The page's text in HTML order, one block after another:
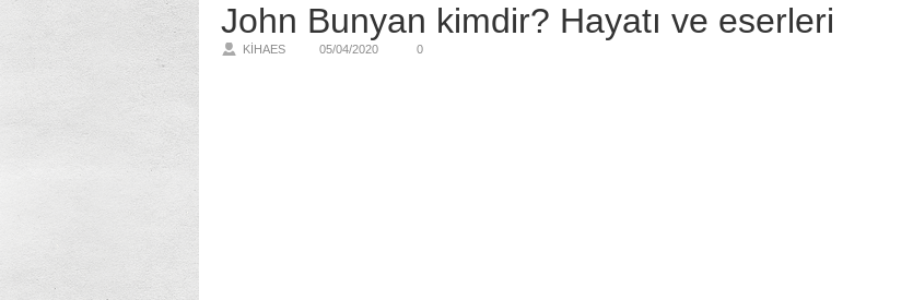
John Bunyan kimdir? Hayatı ve eserleri
KIHAES 05/04/2020 0